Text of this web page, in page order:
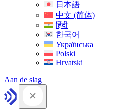
日本語
中文 (简体)
हिंदी
한국어
Українська
Polski
Hrvatski
Aan de slag